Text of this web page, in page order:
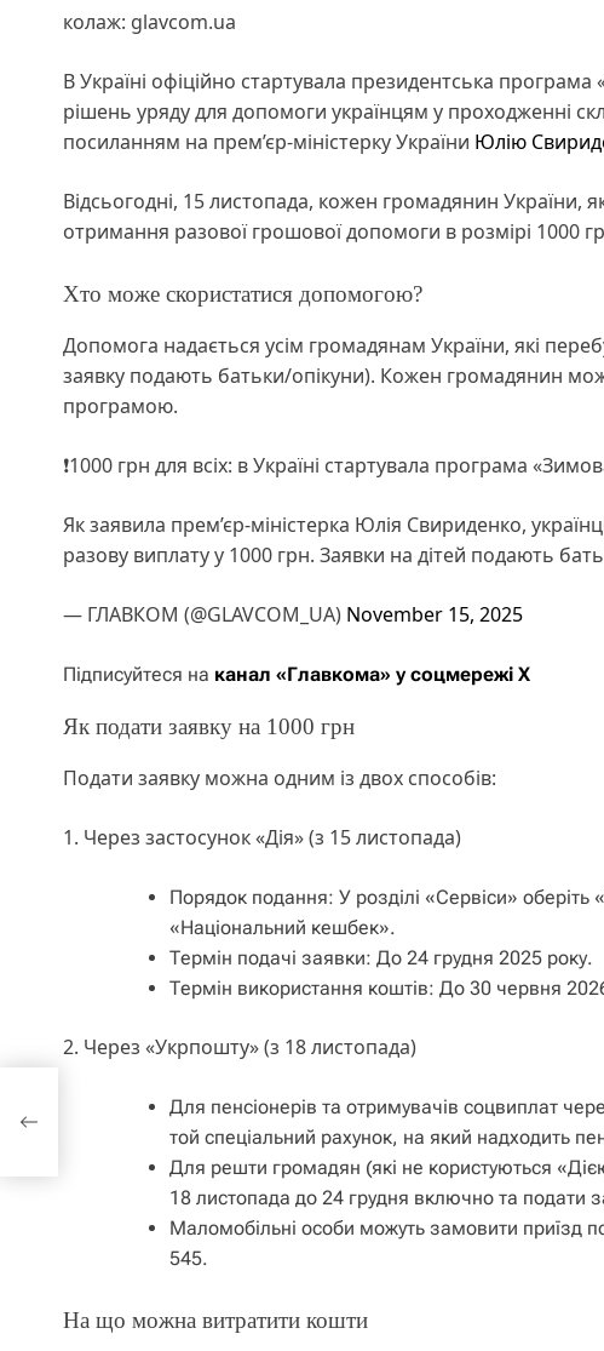
колаж: glavcom.ua
В Україні офіційно стартувала президентська
рішень уряду для допомоги українцям у проходженні
посиланням на прем’єр-міністерку України Юлію
Відсьогодні, 15 листопада, кожен громадянин України,
отримання разової грошової допомоги в розмірі 1000
Хто може скористатися допомогою?
Допомога надається усім громадянам України, які
заявку подають батьки/опікуни). Кожен громадянин
програмою.
❗️1000 грн для всіх: в Україні стартувала програма
Як заявила прем’єр-міністерка Юлія Свириденко,
разову виплату у 1000 грн. Заявки на дітей подають
— ГЛАВКОМ (@GLAVCOM_UA) November 15, 2025
Підписуйтеся на канал «Главкома» у соцмережі Х
Як подати заявку на 1000 грн
Подати заявку можна одним із двох способів:
1. Через застосунок «Дія» (з 15 листопада)
Порядок подання: У розділі «Сервіси» оберіть
«Національний кешбек».
Термін подачі заявки: До 24 грудня 2025 року.
Термін використання коштів: До 30 червня
2. Через «Укрпошту» (з 18 листопада)
Для пенсіонерів та отримувачів соцвиплат
той спеціальний рахунок, на який надходить
Для решти громадян (які не користуються
18 листопада до 24 грудня включно та подати
Маломобільні особи можуть замовити приїзд
545.
На що можна витратити кошти